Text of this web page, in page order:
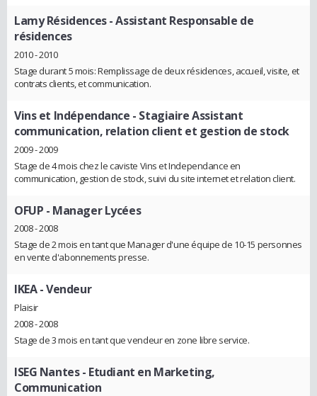
Lamy Résidences- Assistant Responsable de
résidences
2010 - 2010
Stage durant 5 mois: Remplissage de deux résidences, accueil, visite, et
contrats clients, et communication.
Vins et Indépendance - Stagiaire Assistant
communication, relation client et gestion de stock
2009 - 2009
Stage de 4 mois chez le caviste Vins et Independance en
communication, gestion de stock, suivi du site internet et relation client.
OFUP - Manager Lycées
2008 - 2008
Stage de 2 mois en tant que Manager d'une équipe de 10-15 personnes
en vente d'abonnements presse.
IKEA- Vendeur
Plaisir
2008 - 2008
Stage de 3 mois en tant que vendeur en zone libre service.
ISEG Nantes- Etudiant en Marketing,
Communication